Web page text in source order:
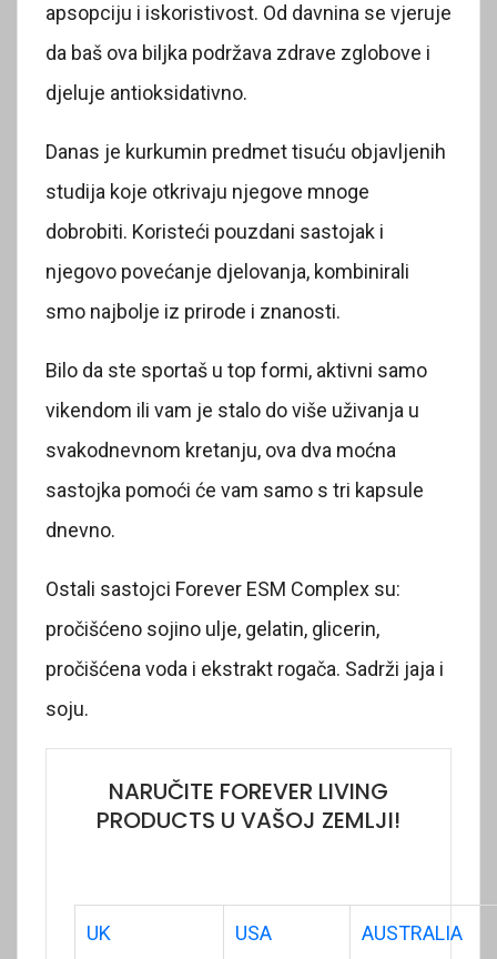
apsopciju i iskoristivost. Od davnina se vjeruje
da baš ova biljka podržava zdrave zglobove i
djeluje antioksidativno.
Danas je kurkumin predmet tisuću objavljenih
studija koje otkrivaju njegove mnoge
dobrobiti. Koristeći pouzdani sastojak i
njegovo povećanje djelovanja, kombinirali
smo najbolje iz prirode i znanosti.
Bilo da ste sportaš u top formi, aktivni samo
vikendom ili vam je stalo do više uživanja u
svakodnevnom kretanju, ova dva moćna
sastojka pomoći će vam samo s tri kapsule
dnevno.
Ostali sastojci Forever ESM Complex su:
pročišćeno sojino ulje, gelatin, glicerin,
pročišćena voda i ekstrakt rogača. Sadrži jaja i
soju.
NARUČITE FOREVER LIVING
PRODUCTS U VAŠOJ ZEMLJI!
UK USA AUSTRALIA